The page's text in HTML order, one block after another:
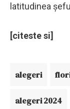
latitudinea
[citeste si]
alegeri
alegeri 2024